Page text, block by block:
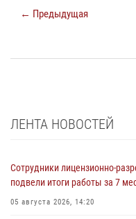
← Предыдущая
ЛЕНТА НОВОСТЕЙ
Сотрудники лицензионно-
подвели итоги работы за 7
05 августа 2026, 14:20